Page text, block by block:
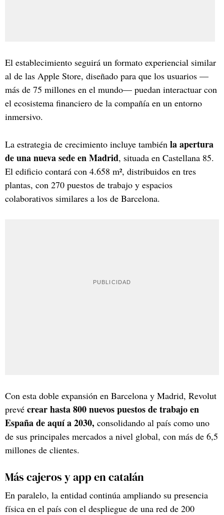
El establecimiento seguirá un formato experiencial similar
al de las Apple Store, diseñado para que los usuarios —
más de 75 millones en el mundo— puedan interactuar con
el ecosistema financiero de la compañía en un entorno
inmersivo.
La estrategia de crecimiento incluye también la apertura
de una nueva sede en Madrid, situada en Castellana 85.
El edificio contará con 4.658 m², distribuidos en tres
plantas, con 270 puestos de trabajo y espacios
colaborativos similares a los de Barcelona.
Con esta doble expansión en Barcelona y Madrid, Revolut
prevé crear hasta 800 nuevos puestos de trabajo en
España de aquí a 2030, consolidando al país como uno
de sus principales mercados a nivel global, con más de 6,5
millones de clientes.
Más cajeros y app en catalán
En paralelo, la entidad continúa ampliando su presencia
física en el país con el despliegue de una red de 200